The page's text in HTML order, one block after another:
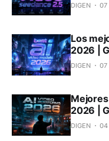
DIGEN 07
Los
2026 |
DIGEN 07
2026 |
DIGEN 04